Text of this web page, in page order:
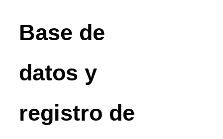
Base de
datos y
registro de